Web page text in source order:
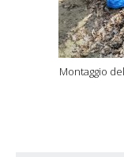
Montaggio